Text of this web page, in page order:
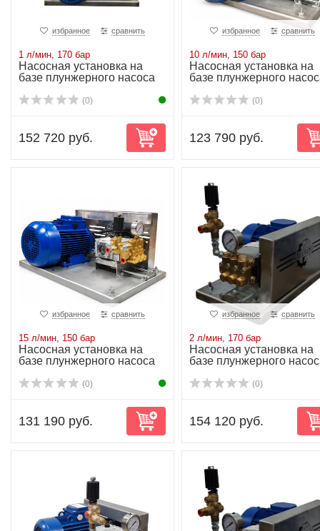
избранное сравнить
1 л/мин, 170 бар
Насосная установка на
базе плунжерного насоса
(0)
152 720 руб.
избранное сравнить
10 л/мин, 150 бар
Насосная установка на
базе плунжерного
(0)
123 790 руб.
избранное сравнить
15 л/мин, 150 бар
Насосная установка на
базе плунжерного насоса
(0)
131 190 руб.
избранное сравнить
2 л/мин, 170 бар
Насосная установка на
базе плунжерного
(0)
154 120 руб.